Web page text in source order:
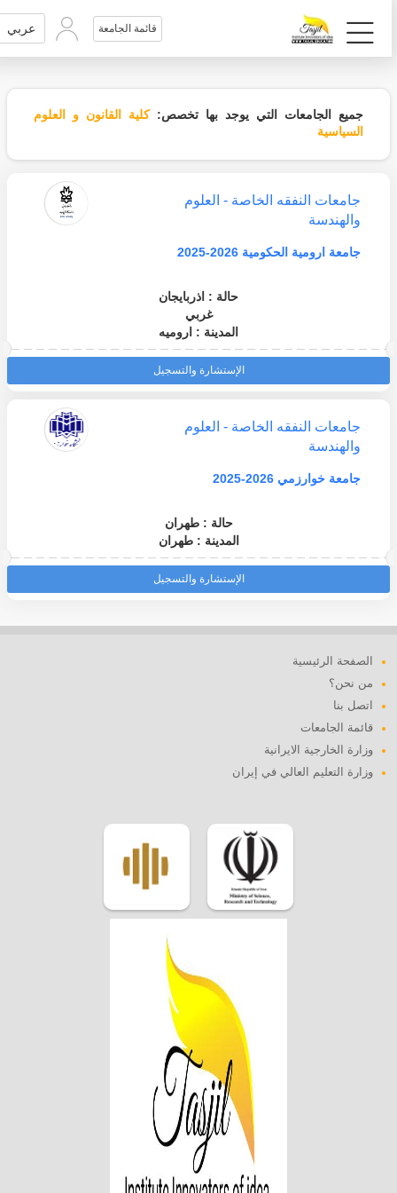
قائمة الجامعة عربي
جميع الجامعات التي يوجد بها تخصص: كلية القانون و العلوم
السياسية
جامعات النفقه الخاصة - العلوم
والهندسة
جامعة ارومية الحكومية 2026-2025
حالة : اذربايجان
غربي
المدينة : اروميه
الإستشارة والتسجيل
جامعات النفقه الخاصة - العلوم
والهندسة
جامعة خوارزمي 2026-2025
حالة : طهران
المدينة : طهران
الإستشارة والتسجيل
الصفحة الرئيسية
من نحن؟
اتصل بنا
قائمة الجامعات
وزارة الخارجية الايرانية
وزارة التعليم العالي في إيران